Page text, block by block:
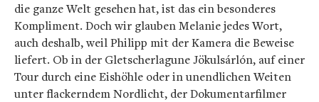
die ganze Welt gesehen hat, ist das ein besonderes
Kompliment. Doch wir glauben Melanie jedes Wort,
auch deshalb, weil Philipp mit der Kamera die Beweise
liefert. Ob in der Gletscherlagune Jökulsárlón, auf einer
Tour durch eine Eishöhle oder in unendlichen Weiten
unter flackerndem Nordlicht, der Dokumentarfilmer